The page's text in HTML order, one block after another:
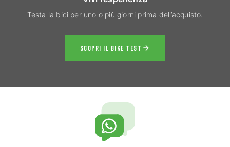
Testa la bici per uno o più giorni prima dell’acquisto.
SCOPRI IL BIKE TEST